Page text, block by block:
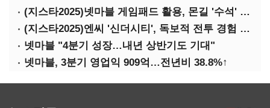
(지스타2025)넷마블 게임패드 활용, 몬길 '수석' 7대죄 '차석'
(지스타2025)엔씨 '신더시티', 독보적 전투 경험 필요
넷마블 "4분기 성장…내년 상반기도 기대"
넷마블, 3분기 영업익 909억…전년비 38.8%↑